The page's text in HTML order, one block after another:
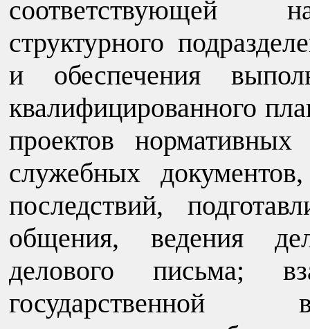
соответствующей
структурного
и обеспечения
квалифицированного
проектов
служебных
последствий,
общения, ведения
делового письма;
государственной